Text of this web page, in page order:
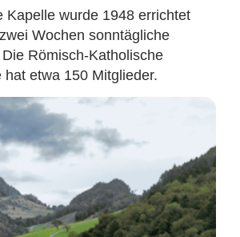
Kapelle wurde 1948 errichtet
Wochen sonntägliche
Römisch-Katholische
hat etwa 150 Mitglieder.